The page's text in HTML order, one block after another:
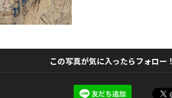
この写真が気に入ったらフォロー！